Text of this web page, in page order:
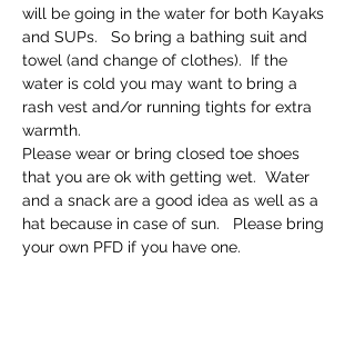
will be going in the water for both Kayaks
and SUPs.   So bring a bathing suit and
towel (and change of clothes).  If the
water is cold you may want to bring a
rash vest and/or running tights for extra
warmth.
Please wear or bring closed toe shoes
that you are ok with getting wet.  Water
and a snack are a good idea as well as a
hat because in case of sun.   Please bring
your own PFD if you have one.